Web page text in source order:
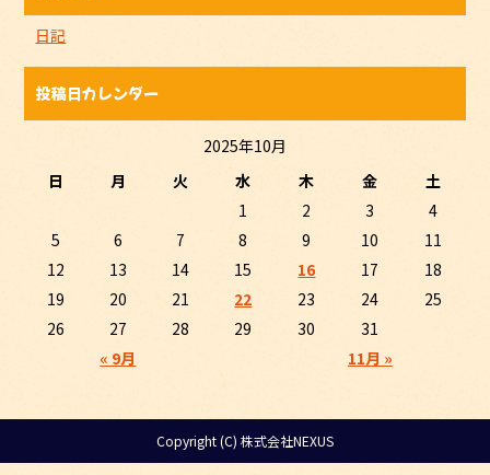
日記
投稿日カレンダー
2025年10月
日
月 火 水 木 金 土
« 9月 11月 »
1 2 3
4
5
6 7 8 9 10
11
12
13 14 15 16 17
18
19
20 21 22 23 24
25
26
27 28 29 30 31
Copyright (C) 株式会社NEXUS